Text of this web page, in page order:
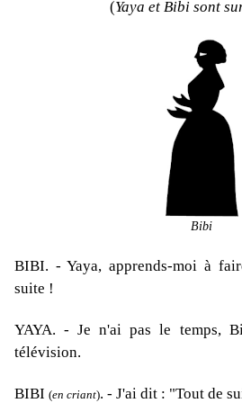
(Yaya et Bibi sont
Bibi
BIBI. - Yaya, apprends-moi à
suite !
YAYA. -Je n'ai pas le temps,
télévision.
BIBI (en criant). - J'ai dit : "Tout de